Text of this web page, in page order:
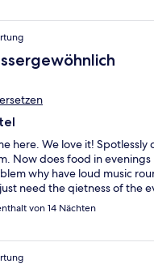
here. We love it! Spotlessly
Now does food in
why have loud music
need the qietness of the
von 14 Nächten